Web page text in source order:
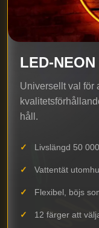
LED-
Universellt val för
håll.
Livslängd 50
Vattentät
Flexibel, böjs
12 färger att